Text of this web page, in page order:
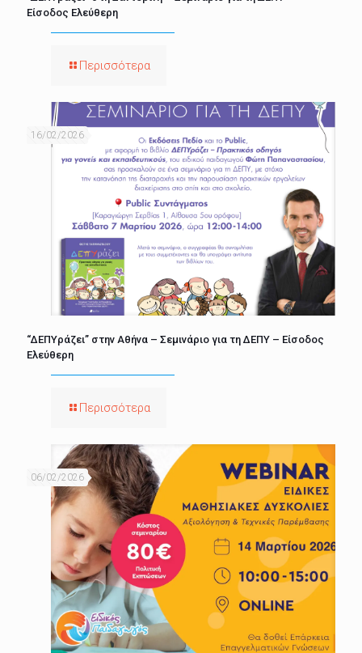
Είσοδος Ελεύθερη
Περισσότερα
16/02/2026
“ΔΕΠΥράζει” στην Αθήνα – Σεμινάριο για τη ΔΕΠΥ – Είσοδος
Ελεύθερη
Περισσότερα
06/02/2026